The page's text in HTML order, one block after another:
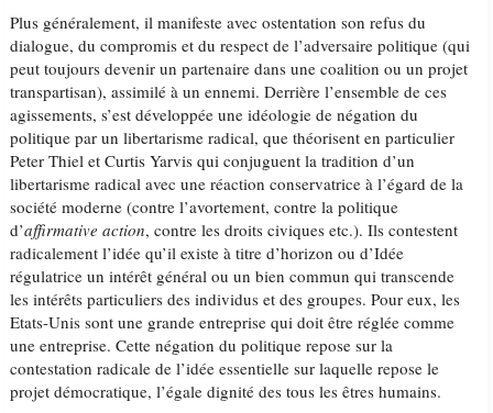
Plus généralement, il manifeste avec ostentation son refus du
dialogue, du compromis et du respect de l’adversaire politique (qui
peut toujours devenir un partenaire dans une coalition ou un projet
transpartisan), assimilé à un ennemi. Derrière l’ensemble de ces
agissements, s’est développée une idéologie de négation du
politique par un libertarisme radical, que théorisent en particulier
Peter Thiel et Curtis Yarvis qui conjuguent la tradition d’un
libertarisme radical avec une réaction conservatrice à l’égard de la
société moderne (contre l’avortement, contre la politique
d’affirmative action, contre les droits civiques etc.). Ils contestent
radicalement l’idée qu’il existe à titre d’horizon ou d’Idée
régulatrice un intérêt général ou un bien commun qui transcende
les intérêts particuliers des individus et des groupes. Pour eux, les
Etats-Unis sont une grande entreprise qui doit être réglée comme
une entreprise. Cette négation du politique repose sur la
contestation radicale de l’idée essentielle sur laquelle repose le
projet démocratique, l’égale dignité des tous les êtres humains.